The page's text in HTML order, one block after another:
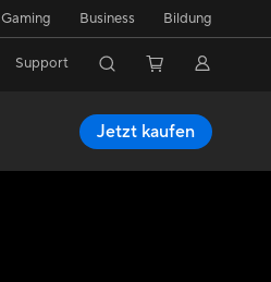
Gaming Business Bildung
Support
Jetzt kaufen